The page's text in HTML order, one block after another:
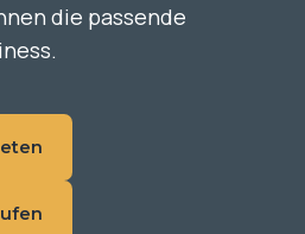
die passende